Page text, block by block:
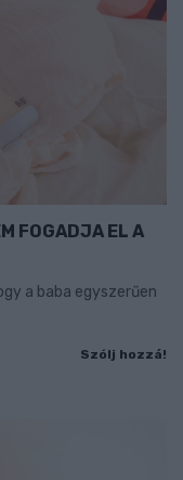
FOGADJA EL A
a baba egyszerűen
Szólj hozzá!